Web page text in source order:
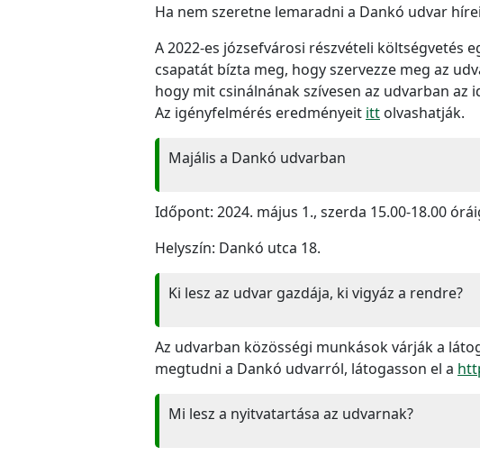
Ha nem szeretne lemaradni a Dankó udvar
A 2022-es józsefvárosi részvételi költségvetés
csapatát bízta meg, hogy szervezze meg az
hogy mit csinálnának szívesen az udvarban
Az igényfelmérés eredményeit itt olvashatják.
Majális a Dankó udvarban
Időpont: 2024. május 1., szerda 15.00-18.00
Helyszín: Dankó utca 18.
Ki lesz az udvar gazdája, ki vigyáz a rendre?
Az udvarban közösségi munkások várják a
megtudni a Dankó udvarról, látogasson el a
Mi lesz a nyitvatartása az udvarnak?